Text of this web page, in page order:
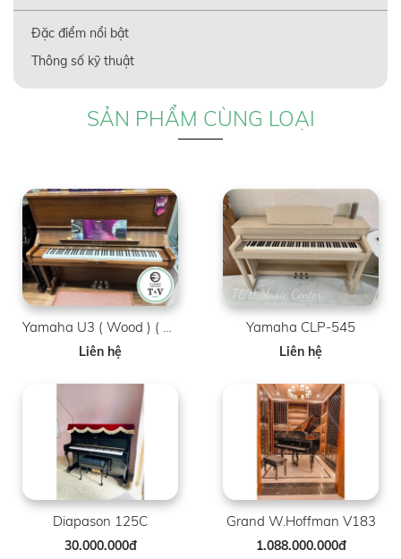
Đặc điểm nổi bật
Thông số kỹ thuật
SẢN PHẨM CÙNG LOẠI
Liên hệ
Yamaha CLP-545
Liên hệ
Diapason 125C
30.000.000đ
Grand W.Hoffman V183
1.088.000.000đ